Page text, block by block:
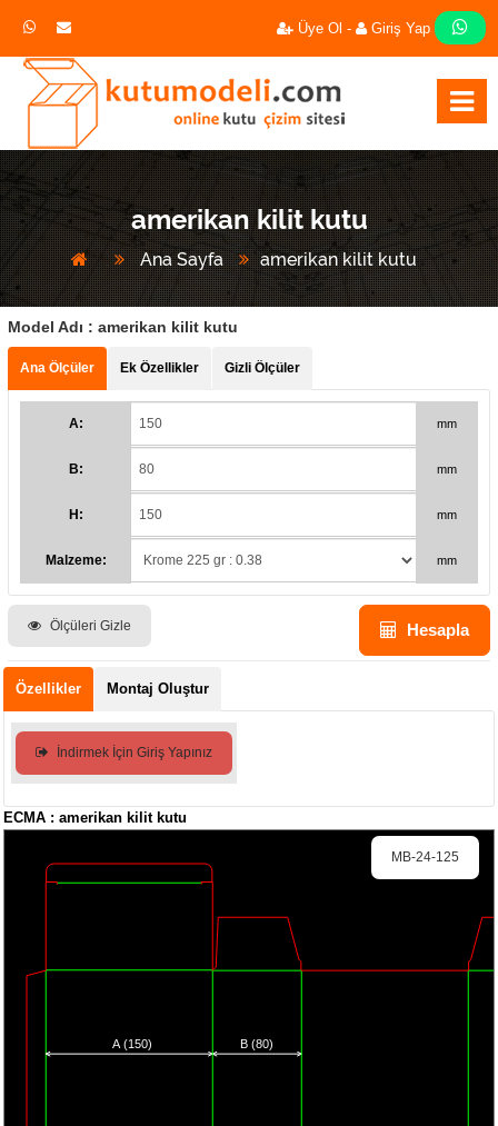
Üye Ol - Giriş Yap
amerikan kilit kutu
Ana Sayfa amerikan kilit kutu
Model Adı : amerikan kilit kutu
Ana Ölçüler Ek Özellikler Gizli Ölçüler
A: mm
B: mm
H: mm
Malzeme: mm
Ölçüleri Gizle Hesapla
Özellikler Montaj Oluştur
İndirmek İçin Giriş Yapınız
ECMA : amerikan kilit kutu
MB-24-125
A (150) B (80)